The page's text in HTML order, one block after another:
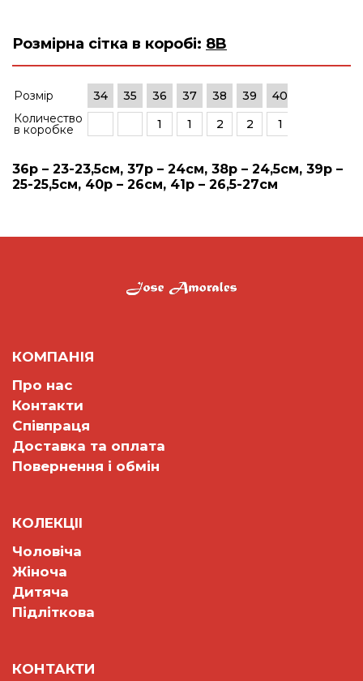
Розмірна сітка в коробі: 8B
Розмір 34 35 36 37 38 39 40
Количество
в коробке 1 1 2 2 1
36р – 23-23,5см, 37р – 24см, 38р – 24,5см, 39р –
25-25,5см, 40р – 26см, 41р – 26,5-27см
КОМПАНІЯ
Про нас
Контакти
Співпраця
Доставка та оплата
Повернення і обмін
КОЛЕКЦII
Чоловіча
Жіноча
Дитяча
Підліткова
КОНТАКТИ